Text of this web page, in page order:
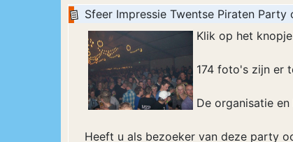
Sfeer Impressie Twentse Piraten Party
Klik op het
174 foto's zijn er
De organisatie
Heeft u als bezoeker van deze party